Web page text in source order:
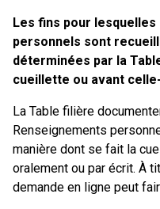
Les fins pour
personnels sont
déterminées par la
cueillette ou avant
La Table filière
Renseignements
manière dont se fait la
oralement ou par écrit. À
demande en ligne peut